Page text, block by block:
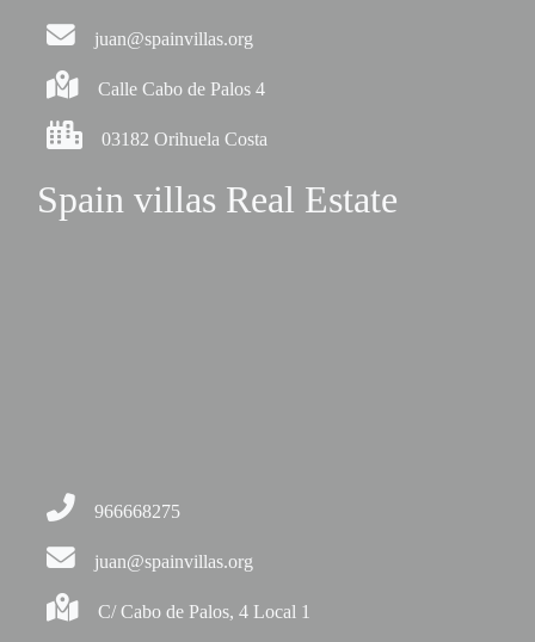
juan@spainvillas.org
Calle Cabo de Palos 4
03182 Orihuela Costa
Spain villas Real Estate
966668275
juan@spainvillas.org
C/ Cabo de Palos, 4 Local 1